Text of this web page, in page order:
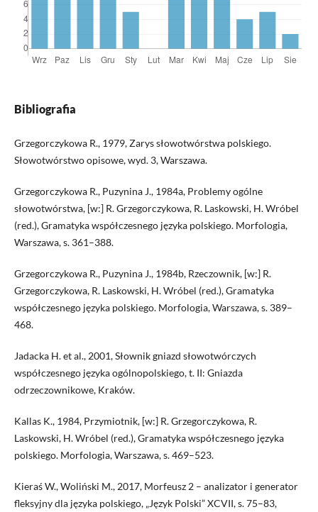
Bibliografia
Grzegorczykowa R., 1979, Zarys słowotwórstwa polskiego.
Słowotwórstwo opisowe, wyd. 3, Warszawa.
Grzegorczykowa R., Puzynina J., 1984a, Problemy ogólne
słowotwórstwa, [w:] R. Grzegorczykowa, R. Laskowski, H. Wróbel
(red.), Gramatyka współczesnego języka polskiego. Morfologia,
Warszawa, s. 361–388.
Grzegorczykowa R., Puzynina J., 1984b, Rzeczownik, [w:] R.
Grzegorczykowa, R. Laskowski, H. Wróbel (red.), Gramatyka
współczesnego języka polskiego. Morfologia, Warszawa, s. 389–
468.
Jadacka H. et al., 2001, Słownik gniazd słowotwórczych
współczesnego języka ogólnopolskiego, t. II: Gniazda
odrzeczownikowe, Kraków.
Kallas K., 1984, Przymiotnik, [w:] R. Grzegorczykowa, R.
Laskowski, H. Wróbel (red.), Gramatyka współczesnego języka
polskiego. Morfologia, Warszawa, s. 469–523.
Kieraś W., Woliński M., 2017, Morfeusz 2 – analizator i generator
fleksyjny dla języka polskiego, „Język Polski” XCVII, s. 75–83,